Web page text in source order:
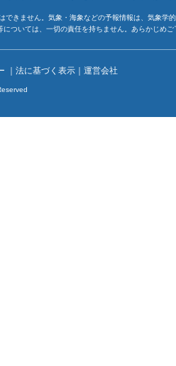
できません。気象・海象などの予報情報は、気象
ついては、一切の責任を持ちません。あらかじめ
｜ 法に基づく表示 ｜ 運営会社